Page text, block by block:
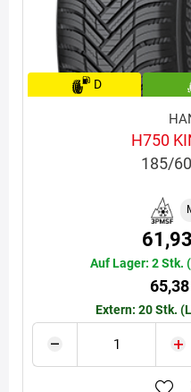
D
H750
185/
Auf Lager: 2 Stk.
Extern: 20 Stk.